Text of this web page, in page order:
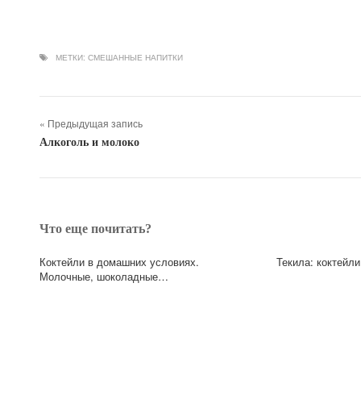
МЕТКИ: СМЕШАННЫЕ НАПИТКИ
« Предыдущая запись
Алкоголь и молоко
Что еще почитать?
Коктейли в домашних условиях.
Молочные, шоколадные…
Текила: